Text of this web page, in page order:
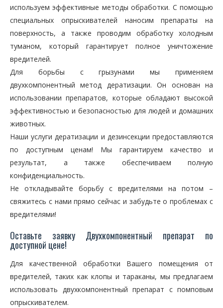
используем эффективные методы обработки. С помощью
специальных опрыскивателей наносим препараты на
поверхность, а также проводим обработку холодным
туманом, который гарантирует полное уничтожение
вредителей.
Для борьбы с грызунами мы применяем
двухкомпонентный метод дератизации. Он основан на
использовании препаратов, которые обладают высокой
эффективностью и безопасностью для людей и домашних
животных.
Наши услуги дератизации и дезинсекции предоставляются
по доступным ценам! Мы гарантируем качество и
результат, а также обеспечиваем полную
конфиденциальность.
Не откладывайте борьбу с вредителями на потом –
свяжитесь с нами прямо сейчас и забудьте о проблемах с
вредителями!
Оставьте заявку Двухкомпонентный препарат по
доступной цене!
Для качественной обработки Вашего помещения от
вредителей, таких как клопы и тараканы, мы предлагаем
использовать двухкомпонентный препарат с помповым
опрыскивателем.